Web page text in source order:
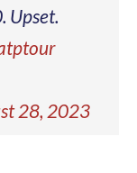
Upset.
28, 2023